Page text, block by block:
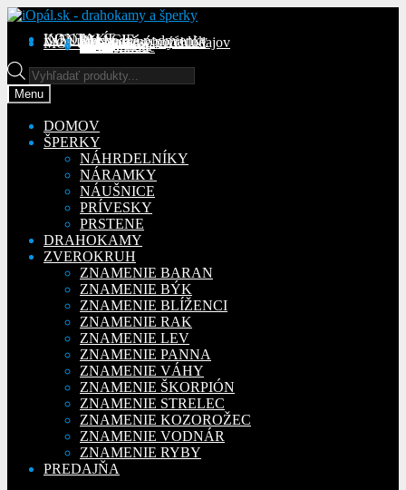
Preskočiť
navigáciu
Preskočiť
obsah
KONTAKT
INFORMÁCIE
Obchodné podmienky
Reklamačný poriadok
Ochrana osobných údajov
MÔJ ÚČETObjednávky
Adresy
Detaily účtu
Na stiahnutie
Products
search
Menu
DOMOV
ŠPERKY
NÁHRDELNÍKY
NÁRAMKY
NÁUŠNICE
PRÍVESKY
PRSTENE
DRAHOKAMY
ZVEROKRUH
ZNAMENIE BARAN
ZNAMENIE BÝK
ZNAMENIE BLÍŽENCI
ZNAMENIE RAK
ZNAMENIE LEV
ZNAMENIE PANNA
ZNAMENIE VÁHY
ZNAMENIE ŠKORPIÓN
ZNAMENIE STRELEC
ZNAMENIE KOZOROŽEC
ZNAMENIE VODNÁR
ZNAMENIE RYBY
PREDAJŇA